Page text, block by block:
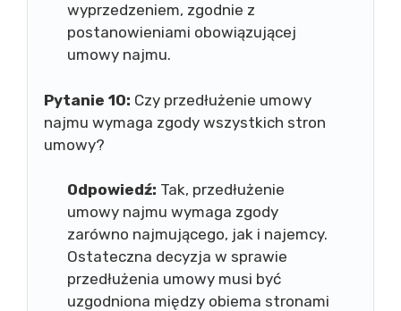
wyprzedzeniem, zgodnie z
postanowieniami obowiązującej
umowy najmu.
Pytanie 10: Czy przedłużenie umowy
najmu wymaga zgody wszystkich stron
umowy?
Odpowiedź: Tak, przedłużenie
umowy najmu wymaga zgody
zarówno najmującego, jak i najemcy.
Ostateczna decyzja w sprawie
przedłużenia umowy musi być
uzgodniona między obiema stronami